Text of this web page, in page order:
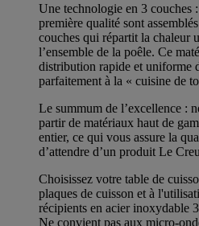
Une technologie en 3 couches
première qualité sont
couches qui répartit la chaleur
l’ensemble de la poêle. Ce
distribution rapide et uniforme
parfaitement à la « cuisine de
Le summum de l’excellence :
partir de matériaux haut de
entier, ce qui vous assure la
d’attendre d’un produit Le
Choisissez votre table de
plaques de cuisson et à
récipients en acier inoxydable
Ne convient pas aux micro-